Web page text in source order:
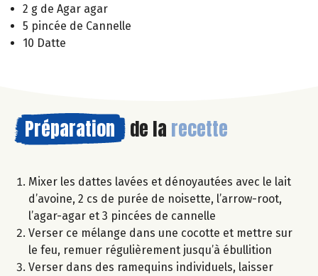
2 g de Agar agar
5 pincée de Cannelle
10 Datte
Préparation de la recette
Mixer les dattes lavées et dénoyautées avec le lait
d’avoine, 2 cs de purée de noisette, l’arrow-root,
l’agar-agar et 3 pincées de cannelle
Verser ce mélange dans une cocotte et mettre sur
le feu, remuer régulièrement jusqu’à ébullition
Verser dans des ramequins individuels, laisser